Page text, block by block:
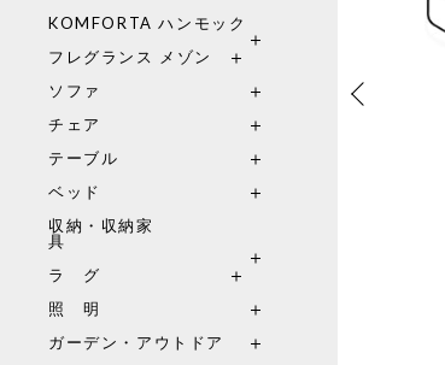
KOMFORTA ハンモック
フレグランス メゾン
ソファ
チェア
テーブル
ベッド
収納・収納家
具
ラ グ
照 明
ガーデン・アウトドア